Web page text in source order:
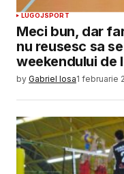
LUGOJSPORT
Meci bun, dar
nu reusesc sa
weekendului de
by Gabriel Iosa1 februarie